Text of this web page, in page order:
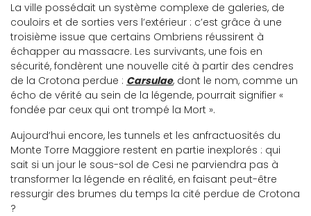
La ville possédait un système complexe de galeries, de
couloirs et de sorties vers l’extérieur : c’est grâce à une
troisième issue que certains Ombriens réussirent à
échapper au massacre. Les survivants, une fois en
sécurité, fondèrent une nouvelle cité à partir des cendres
de la Crotona perdue : Carsulae, dont le nom, comme un
écho de vérité au sein de la légende, pourrait signifier «
fondée par ceux qui ont trompé la Mort ».
Aujourd’hui encore, les tunnels et les anfractuosités du
Monte Torre Maggiore restent en partie inexplorés : qui
sait si un jour le sous-sol de Cesi ne parviendra pas à
transformer la légende en réalité, en faisant peut-être
ressurgir des brumes du temps la cité perdue de Crotona
?